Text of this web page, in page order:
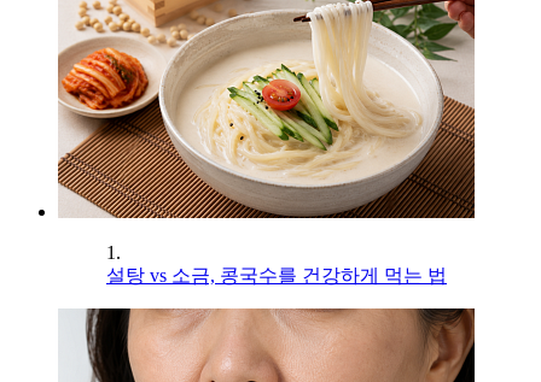
1.
설탕 vs 소금, 콩국수를 건강하게 먹는 법